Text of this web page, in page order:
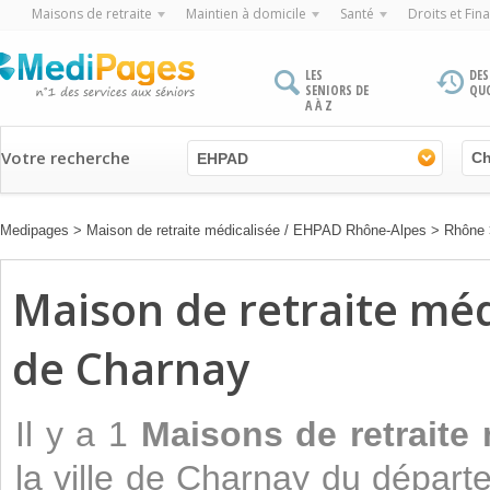
Maisons de retraite Maintien à domicile Santé Droits et
LES
SENIORS DE
A À Z
Votre recherche EHPAD
Medipages > Maison de retraite médicalisée / EHPAD Rhône-Alpes > Rhône
Maison de retraite
de Charnay
Il y a 1 Maisons de retraite
la ville de Charnay du